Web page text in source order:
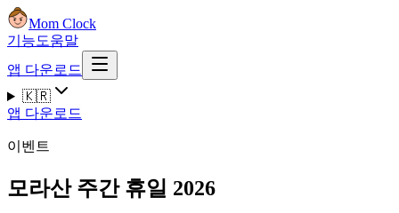
Mom Clock
기능도움말
앱 다운로드
🇰🇷
앱 다운로드
이벤트
모라산 주간 휴일 2026